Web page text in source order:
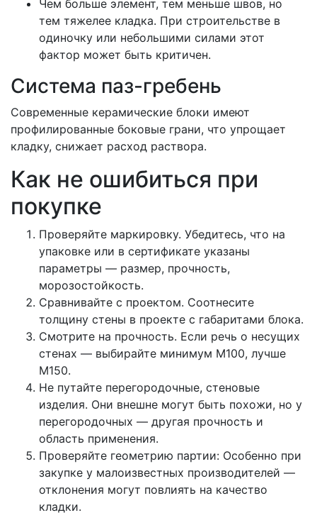
Чем больше элемент, тем меньше швов, но
тем тяжелее кладка. При строительстве в
одиночку или небольшими силами этот
фактор может быть критичен.
Система паз-гребень
Современные керамические блоки имеют
профилированные боковые грани, что упрощает
кладку, снижает расход раствора.
Как не ошибиться при
покупке
Проверяйте маркировку. Убедитесь, что на
упаковке или в сертификате указаны
параметры — размер, прочность,
морозостойкость.
Сравнивайте с проектом. Соотнесите
толщину стены в проекте с габаритами блока.
Смотрите на прочность. Если речь о несущих
стенах — выбирайте минимум М100, лучше
М150.
Не путайте перегородочные, стеновые
изделия. Они внешне могут быть похожи, но у
перегородочных — другая прочность и
область применения.
Проверяйте геометрию партии: Особенно при
закупке у малоизвестных производителей —
отклонения могут повлиять на качество
кладки.